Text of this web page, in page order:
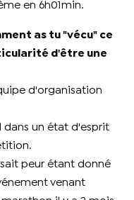
en 6h01min.
as tu "vécu" ce
d'être une
d'organisation
dans un état d'esprit
peur étant donné
venant